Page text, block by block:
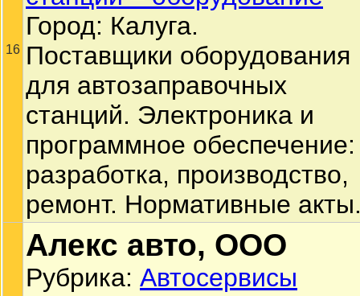
16
Город: Калуга.
Поставщики оборудования
для автозаправочных
станций. Электроника и
программное обеспечение:
разработка, производство,
ремонт. Нормативные
Алекс авто, ООО
Рубрика: Автосервисы